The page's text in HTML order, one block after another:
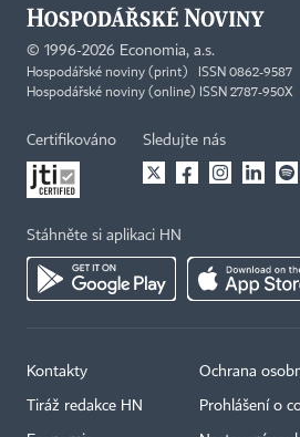
© 1996-2026 Economia, a.s.
Hospodářské noviny (print) ISSN 0862-9587
Hospodářské noviny (online) ISSN 2787-950X
Certifikováno Sledujte nás
Stáhněte si aplikaci HN
Kontakty
Tiráž redakce HN
Ochrana
Prohlášení o